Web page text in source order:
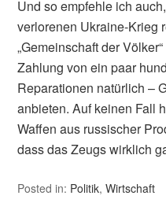
Und so empfehle ich
verlorenen Ukraine-Krieg
„Gemeinschaft der
Zahlung von ein paar
Reparationen natürlich –
anbieten. Auf keinen Fall
Waffen aus russischer
dass das Zeugs wirklich
Posted in: Politik,Wirtschaft